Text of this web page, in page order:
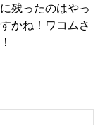
残ったのはやっ
かね！ワコムさ